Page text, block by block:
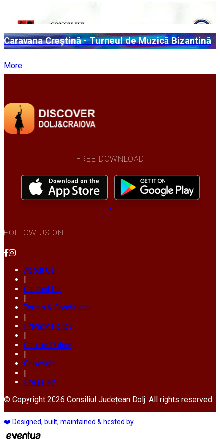
Caravana Creștină - Turneul de Muzică Bizantină
More
FREE DOWNLOAD
FOLLOW US ON
About Us
|
Contact Us
|
Terms & Conditions
|
Privacy Policy
|
Cookie Policy
|
Copyright
|
Press Kit
© Copyright 2026 Consiliul Județean Dolj. All rights reserved
❤️ Designed, built, maintained & hosted by